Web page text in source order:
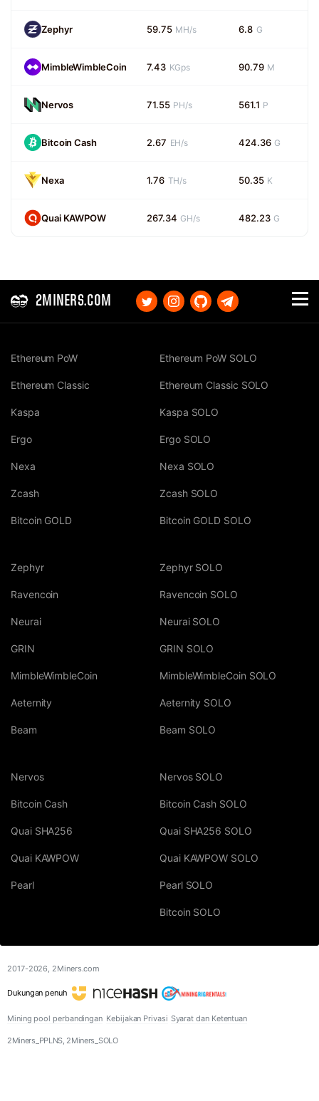
Zephyr 59.75 MH/s 6.8 G
MimbleWimbleCoin 7.43 KGps 90.79 M
Nervos 71.55 PH/s 561.1 P
Bitcoin Cash 2.67 EH/s 424.36 G
Nexa 1.76 TH/s 50.35 K
Quai KAWPOW 267.34 GH/s 482.23 G
2MINERS.COM
Ethereum PoW
Ethereum Classic
Kaspa
Ergo
Nexa
Zcash
Bitcoin GOLD
Ethereum PoW SOLO
Ethereum Classic SOLO
Kaspa SOLO
Ergo SOLO
Nexa SOLO
Zcash SOLO
Bitcoin GOLD SOLO
Zephyr
Ravencoin
Neurai
GRIN
MimbleWimbleCoin
Aeternity
Beam
Zephyr SOLO
Ravencoin SOLO
Neurai SOLO
GRIN SOLO
MimbleWimbleCoin SOLO
Aeternity SOLO
Beam SOLO
Nervos
Bitcoin Cash
Quai SHA256
Quai KAWPOW
Pearl
Nervos SOLO
Bitcoin Cash SOLO
Quai SHA256 SOLO
Quai KAWPOW SOLO
Pearl SOLO
Bitcoin SOLO
2017-2026, 2Miners.com
Dukungan penuh
Mining pool perbandingan Kebijakan Privasi Syarat dan Ketentuan
2Miners_PPLNS, 2Miners_SOLO